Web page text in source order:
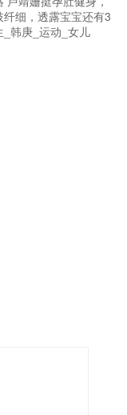
纤细，透露宝宝还有3
_韩庚_运动_女儿